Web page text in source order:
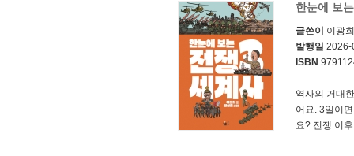
한눈에 보
글쓴이 이광
발행일
ISBN
역사의 거대
어요. 3일이
요? 전쟁 이